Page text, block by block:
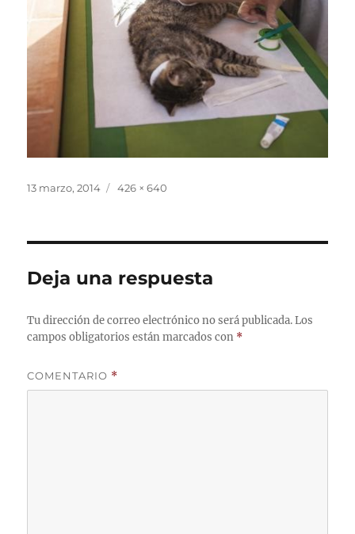
Publicado
13 marzo, 2014
Tamaño
426 × 640
Deja una respuesta
Tu dirección de correo electrónico no será publicada. Los
campos obligatorios están marcados con *
COMENTARIO *